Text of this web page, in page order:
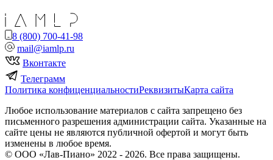
8 (800) 700-41-98
mail@iamlp.ru
Вконтакте
Телеграмм
Политика конфиценциальностиРеквизитыКарта сайта
Любое использование материалов с сайта запрещено без
письменного разрешения администрации сайта. Указанные на
сайте цены не являются публичной офертой и могут быть
изменены в любое время.
© ООО «Лав-Пиано» 2022 - 2026. Все права защищены.